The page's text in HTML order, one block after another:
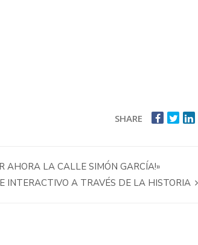
SHARE
AHORA LA CALLE SIMÓN GARCÍA!»
INTERACTIVO A TRAVÉS DE LA HISTORIA